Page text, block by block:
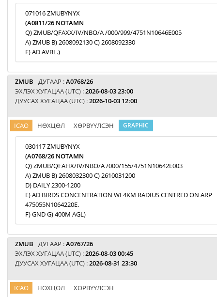
071016 ZMUBYNYX
(A0811/26 NOTAMN
Q) ZMUB/QFAXX/IV/NBO/A /000/999/4751N10646E005
A) ZMUB B) 2608092130 C) 2608092330
E) AD AVBL.)
ZMUB ДУГААР :A0768/26
ЭХЛЭХ ХУГАЦАА (UTC) :2026-08-03 23:00
ДУУСАХ ХУГАЦАА (UTC) :2026-10-03 12:00
ICAO НӨХЦӨЛ ХӨРВҮҮЛСЭН GRAPHIC
030117 ZMUBYNYX
(A0768/26 NOTAMN
Q) ZMUB/QFAHX/IV/NBO/A /000/155/4751N10642E003
A) ZMUB B) 2608032300 C) 2610031200
D) DAILY 2300-1200
E) AD BIRDS CONCENTRATION WI 4KM RADIUS CENTRED ON ARP
475055N1064220E.
F) GND G) 400M AGL)
ZMUB ДУГААР :A0767/26
ЭХЛЭХ ХУГАЦАА (UTC) :2026-08-03 00:45
ДУУСАХ ХУГАЦАА (UTC) :2026-08-31 23:30
ICAO НӨХЦӨЛ ХӨРВҮҮЛСЭН